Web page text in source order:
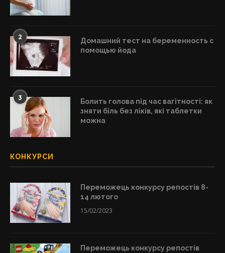
2
Домашний тест на беременность с
помощью йода
3
Болить голова під час вагітності: як
зняти біль без ліків, які таблетки
можна
КОНКУРСИ
Переможець конкурсу репостів 8-
14 лютого
15/02/2023
Переможець конкурсу репостів